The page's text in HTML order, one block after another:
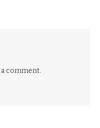
comment.